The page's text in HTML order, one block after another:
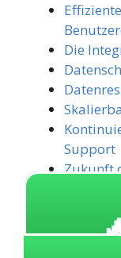
Die
Support
Zukunft